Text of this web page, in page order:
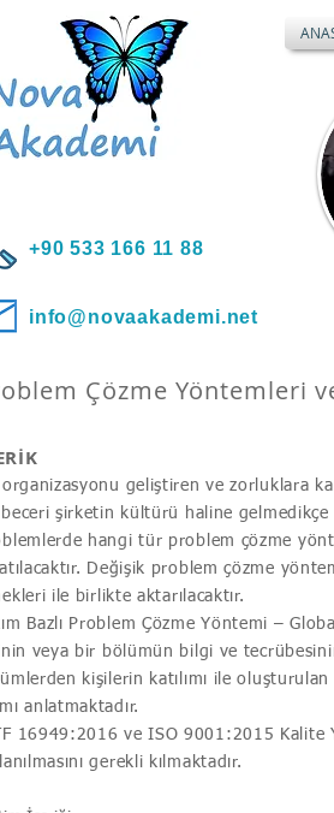
+90 533 166 11 88
info@novaakademi.net
Çözme Yöntemleri
organizasyonu geliştiren ve zorluklara
beceri şirketin kültürü haline gelmedikçe
hangi tür problem çözme
Değişik problem çözme
ile birlikte aktarılacaktır.
Bazlı Problem Çözme Yöntemi –
veya bir bölümün bilgi ve
kişilerin katılımı ile
anlatmaktadır.
16949:2016 ve ISO 9001:2015
gerekli kılmaktadır.